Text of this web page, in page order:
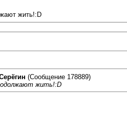
жить!:D
(Сообщение 178889)
жить!:D